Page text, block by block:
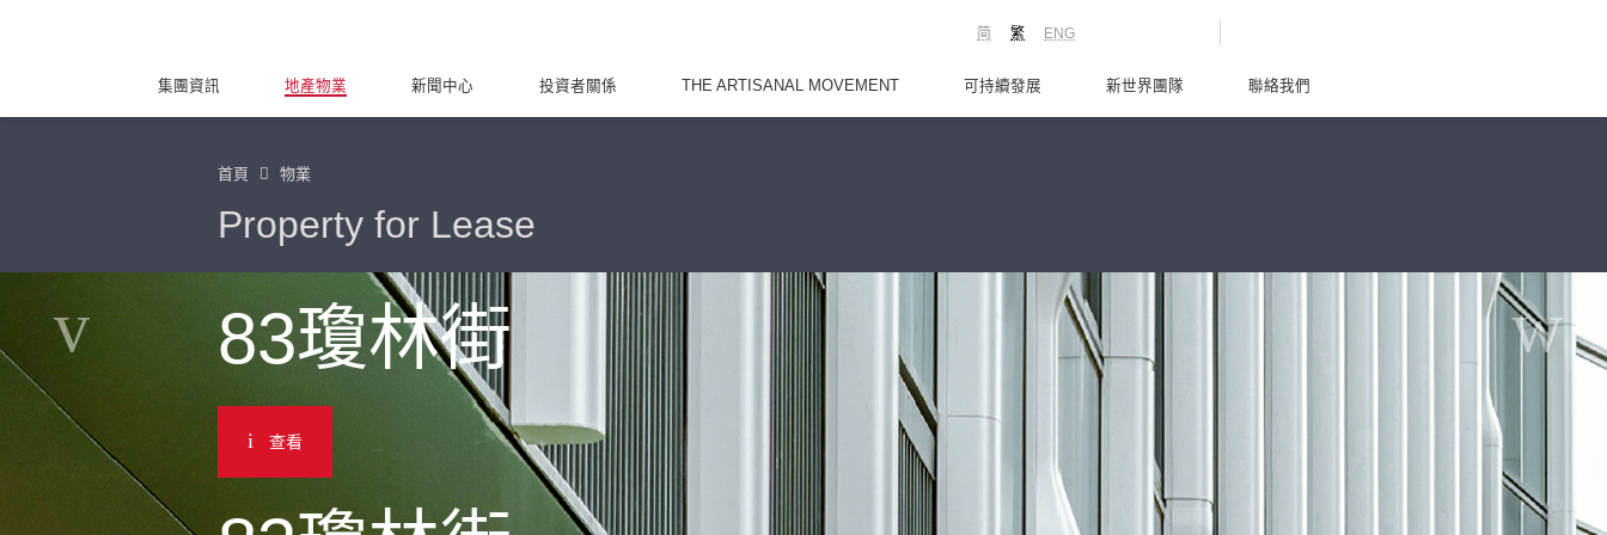
ENG
繁
简
集團資訊 地產物業 新聞中心 投資者關係 THE ARTISANAL MOVEMENT 可持續發展 新世界團隊 聯絡我們
首頁 物業
Property for Lease
83瓊林街
查看